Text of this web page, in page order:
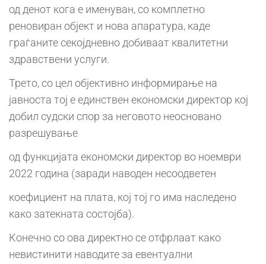
од денот кога е именуван, со комплетно
реновиран објект и нова апаратура, каде
граѓаните секојдневно добиваат квалитетни
здравствени услуги.
Трето, со цел објективно информирање на
јавноста тој е единствен економски директор кој
добил судски спор за неговото неосновано
разрешување
од функцијата економски директор во ноември
2022 година (заради наводен несоодветен
коефициент на плата, кој тој го има наследено
како затекната состојба).
Конечно со ова директно се отфрлаат како
невистинити наводите за евентуални